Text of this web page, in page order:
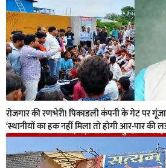
रोजगार की रणभेरी! पिकाडली कंपनी के गेट पर
‘स्थानीयों का हक नहीं मिला तो होगी आर-पार की